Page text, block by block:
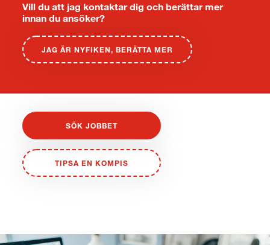
Vill du att jag kontaktar dig och berättar mer
innan du ansöker?
JAG ÄR NYFIKEN, BERÄTTA MER
SÖK JOBBET
TIPSA EN KOMPIS